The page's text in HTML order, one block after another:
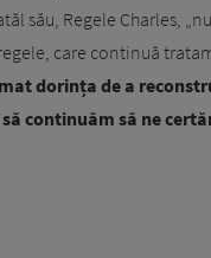
său, Regele Charles,
care continuă
dorința de a
continuăm să ne